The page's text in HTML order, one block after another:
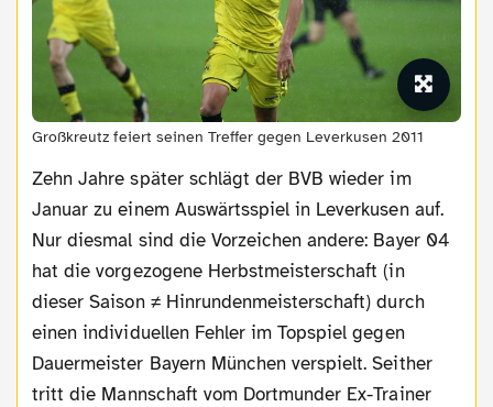
Großkreutz feiert seinen Treffer gegen Leverkusen 2011
Zehn Jahre später schlägt der BVB wieder im
Januar zu einem Auswärtsspiel in Leverkusen auf.
Nur diesmal sind die Vorzeichen andere: Bayer 04
hat die vorgezogene Herbstmeisterschaft (in
dieser Saison ≠ Hinrundenmeisterschaft) durch
einen individuellen Fehler im Topspiel gegen
Dauermeister Bayern München verspielt. Seither
tritt die Mannschaft vom Dortmunder Ex-Trainer